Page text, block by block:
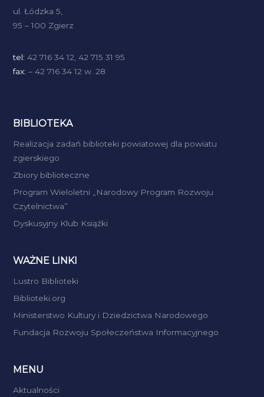
ul. Łódzka 5,
95 – 100 Zgierz
tel: 42 716 34 12, 42 715 31 95
fax: – 42 716 34 12 w. 28
BIBLIOTEKA
Realizacja zadań biblioteki powiatowej dla powiatu
zgierskiego
Zbiory biblioteczne
Program Wieloletni „Narodowy Program Rozwoju
Czytelnictwa”
Dyskusyjny Klub Książki
WAŻNE LINKI
Lustro Biblioteki
Biblioteki.org
Ministerstwo Kultury i Dziedzictwa Narodowego
Fundacja Rozwoju Społeczeństwa Informacyjnego
MENU
Aktualności